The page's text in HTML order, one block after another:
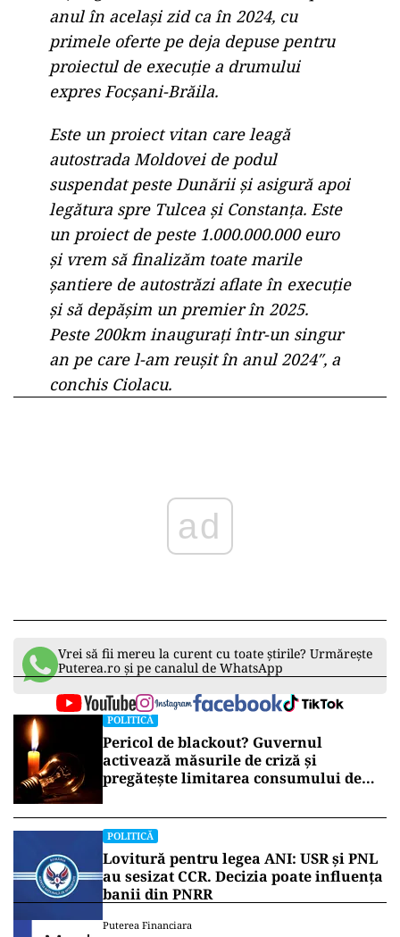
anul în același zid ca în 2024, cu
primele oferte pe deja depuse pentru
proiectul de execuție a drumului
expres Focșani-Brăila.
Este un proiect vitan care leagă
autostrada Moldovei de podul
suspendat peste Dunării și asigură apoi
legătura spre Tulcea și Constanța. Este
un proiect de peste 1.000.000.000 euro
și vrem să finalizăm toate marile
șantiere de autostrăzi aflate în execuție
și să depășim un premier în 2025.
Peste 200km inaugurați într-un singur
an pe care l-am reușit în anul 2024″, a
conchis Ciolacu.
ad
Vrei să fii mereu la curent cu toate știrile? Urmărește
Puterea.ro și pe canalul de WhatsApp
POLITICĂ
Pericol de blackout? Guvernul
activează măsurile de criză și
pregătește limitarea consumului de
POLITICĂ
Lovitură pentru legea ANI: USR și PNL
au sesizat CCR. Decizia poate influența
banii din PNRR
Puterea Financiara